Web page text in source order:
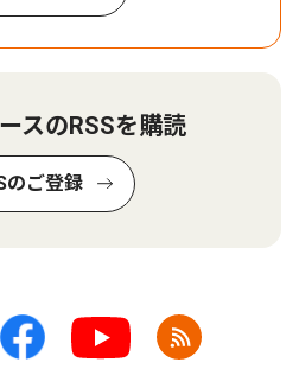
スのRSSを購読
のご登録